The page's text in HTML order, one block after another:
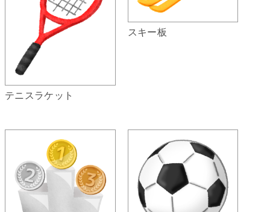
テニスラケット
スキー板